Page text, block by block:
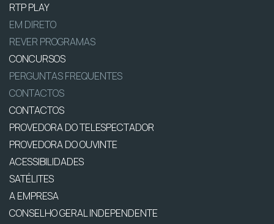
RTP PLAY
EM DIRETO
REVER PROGRAMAS
CONCURSOS
PERGUNTAS FREQUENTES
CONTACTOS
CONTACTOS
PROVEDORA DO TELESPECTADOR
PROVEDORA DO OUVINTE
ACESSIBILIDADES
SATÉLITES
A EMPRESA
CONSELHO GERAL INDEPENDENTE